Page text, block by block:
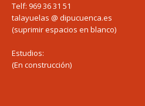
Telf: 969 36 31 51
talayuelas @ dipucuenca.es
(suprimir espacios en blanco)
Estudios:
(En construcción)